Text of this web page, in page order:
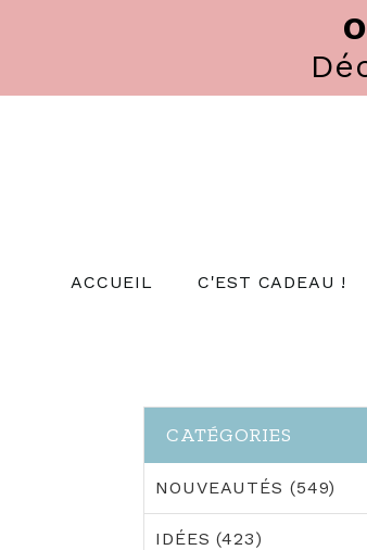
ACCUEIL C'EST CADEAU !
CATÉGORIES
NOUVEAUTÉS (549)
IDÉES (423)